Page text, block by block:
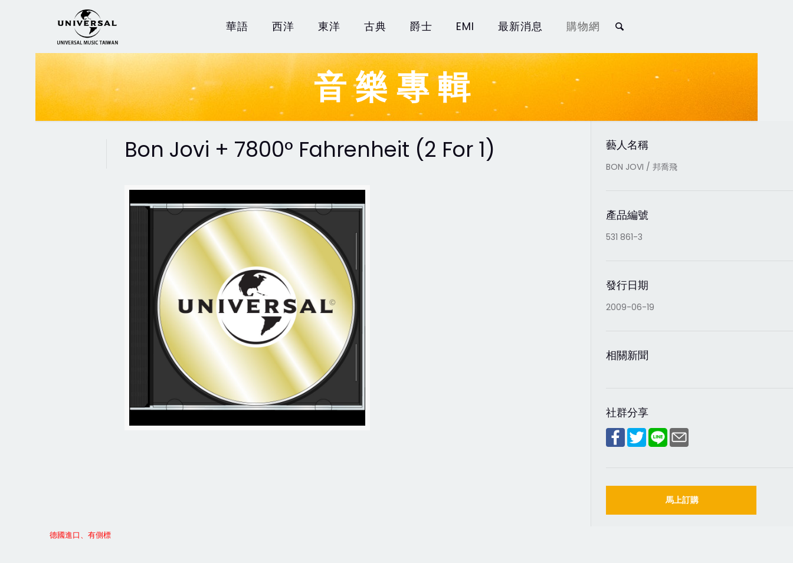
華語 西洋 東洋 古典 爵士 EMI 最新消息 購物網
音樂專輯
Bon Jovi + 7800° Fahrenheit (2 For 1) 藝人名稱
BON JOVI / 邦喬飛
產品編號
531 861-3
發行日期
2009-06-19
相關新聞
社群分享
馬上訂購
德國進口、有側標